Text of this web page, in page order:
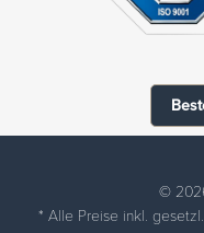
©
* Alle Preise inkl.